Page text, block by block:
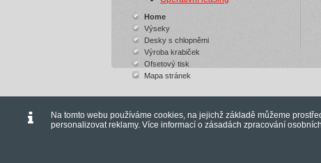
Home
Výseky
Desky s chlopněmi
Výroba krabiček
Ofsetový tisk
Mapa stránek
Na tomto webu používáme cookies, na jejichž základě můžeme
personalizovat reklamy. Více informací o zásadách zpracování